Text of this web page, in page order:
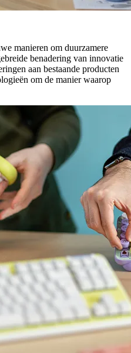
manieren om duurzamere
benadering van innovatie
aan bestaande producten
om de manier waarop